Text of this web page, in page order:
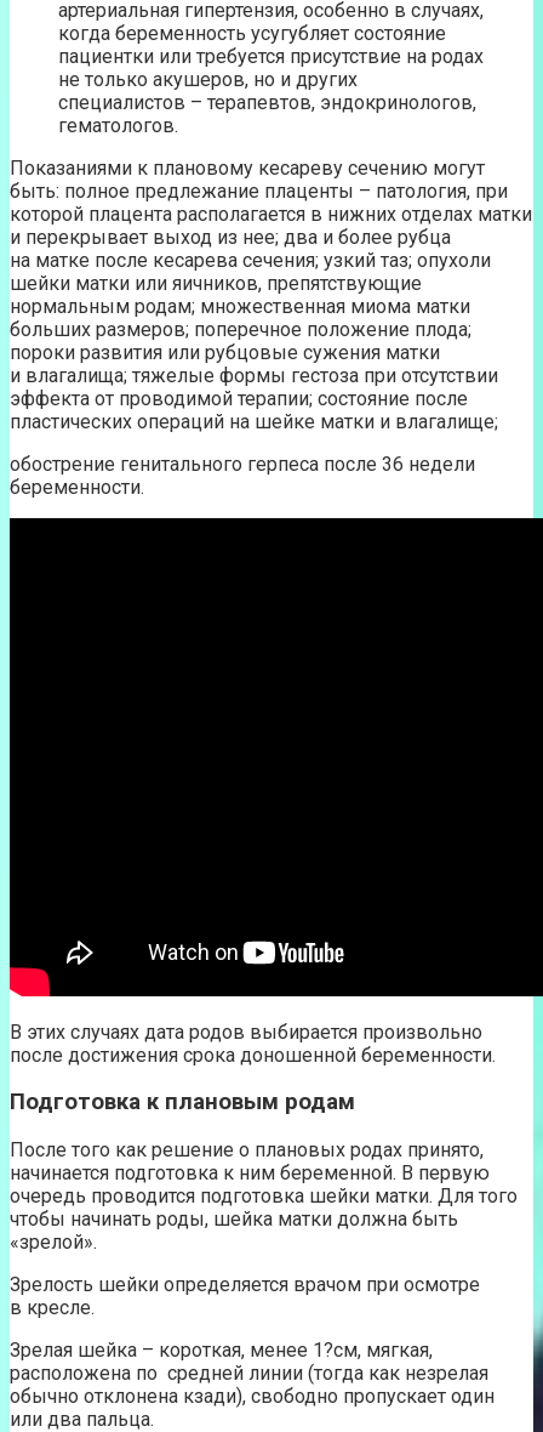
артериальная гипертензия, особенно в случаях,
когда беременность усугубляет состояние
пациентки или требуется присутствие на родах
не только акушеров, но и других
специалистов – терапевтов, эндокринологов,
гематологов.
Показаниями к плановому кесареву сечению могут
быть: полное предлежание плаценты – патология, при
которой плацента располагается в нижних отделах матки
и перекрывает выход из нее; два и более рубца
на матке после кесарева сечения; узкий таз; опухоли
шейки матки или яичников, препятствующие
нормальным родам; множественная миома матки
больших размеров; поперечное положение плода;
пороки развития или рубцовые сужения матки
и влагалища; тяжелые формы гестоза при отсутствии
эффекта от проводимой терапии; состояние после
пластических операций на шейке матки и влагалище;
обострение генитального герпеса после 36 недели
беременности.
В этих случаях дата родов выбирается произвольно
после достижения срока доношенной беременности.
Подготовка к плановым родам
После того как решение о плановых родах принято,
начинается подготовка к ним беременной. В первую
очередь проводится подготовка шейки матки. Для того
чтобы начинать роды, шейка матки должна быть
«зрелой».
Зрелость шейки определяется врачом при осмотре
в кресле.
Зрелая шейка – короткая, менее 1?см, мягкая,
расположена по средней линии (тогда как незрелая
обычно отклонена кзади), свободно пропускает один
или два пальца.